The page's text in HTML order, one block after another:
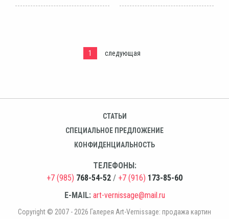
1 следующая
СТАТЬИ
СПЕЦИАЛЬНОЕ ПРЕДЛОЖЕНИЕ
КОНФИДЕНЦИАЛЬНОСТЬ
ТЕЛЕФОНЫ:
+7 (985) 768-54-52 / +7 (916) 173-85-60
E-MAIL: art-vernissage@mail.ru
Copyright © 2007 - 2026 Галерея Art-Vernissage: продажа картин